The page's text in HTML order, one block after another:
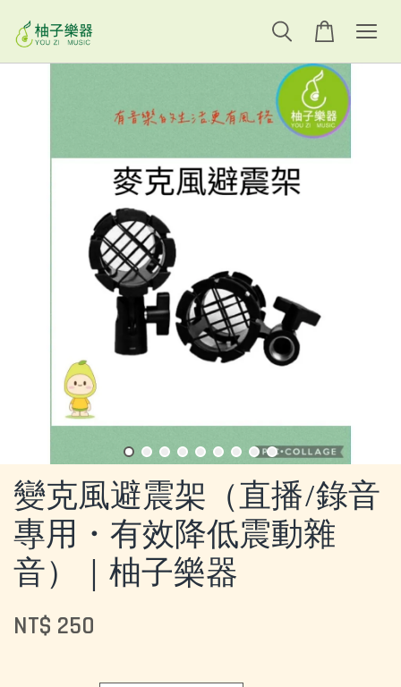
變克風避震架（直播/錄音
專用・有效降低震動雜
音）｜柚子樂器
NT$ 250